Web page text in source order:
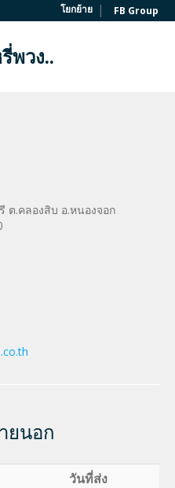
โยกย้าย | FB Group
พวง..
ต.คลองสิบ อ.หนองจอก
ยนอก
วันที่ส่ง